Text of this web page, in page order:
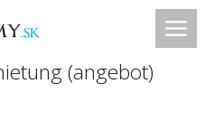
(angebot)